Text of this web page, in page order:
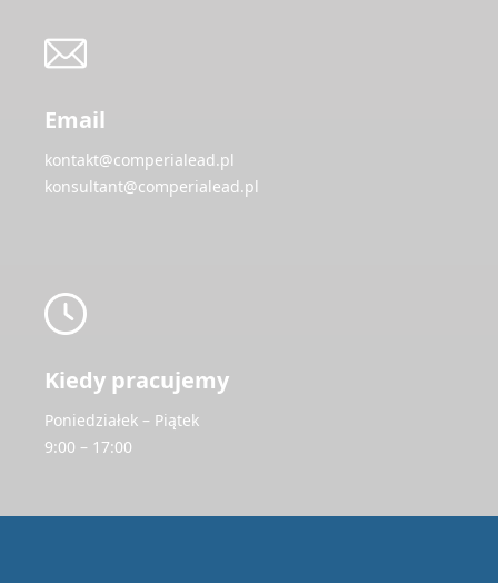
Email
kontakt@comperialead.pl
konsultant@comperialead.pl
Kiedy pracujemy
Poniedziałek – Piątek
9:00 – 17:00